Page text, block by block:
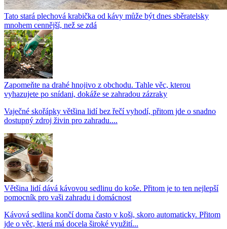
Tato stará plechová krabička od kávy může být dnes sběratelsky
mnohem cennější, než se zdá
Zapomeňte na drahé hnojivo z obchodu. Tahle věc, kterou
vyhazujete po snídani, dokáže se zahradou zázraky
Vaječné skořápky většina lidí bez řečí vyhodí, přitom jde o snadno
dostupný zdroj živin pro zahradu....
Většina lidí dává kávovou sedlinu do koše. Přitom je to ten nejlepší
pomocník pro vaši zahradu i domácnost
Kávová sedlina končí doma často v koši, skoro automaticky. Přitom
jde o věc, která má docela široké využití...